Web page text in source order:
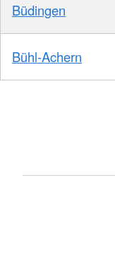
Büdingen
Bühl-Achern